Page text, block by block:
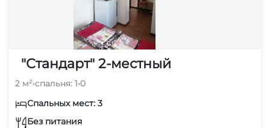
"Стандарт" 2-местный
2 м²•спальня: 1•0
Спальных мест: 3
Без питания